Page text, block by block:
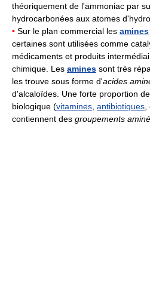
théoriquement de l'ammoniac par
hydrocarbonées aux atomes
• Sur le plan commercial les amines
certaines sont utilisées comme
médicaments et produits
chimique. Les amines sont très
les trouve sous forme d'acides
d'alcaloïdes. Une forte proportion
biologique (vitamines antibiotiques
contiennent des groupements